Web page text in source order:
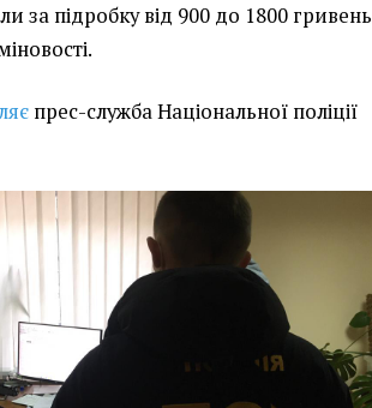
за підробку від 900 до 1800 гривень
прес-служба Національної поліції